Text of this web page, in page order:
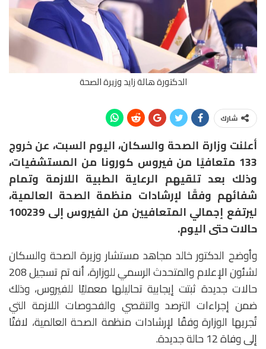
الدكتورة هالة زايد وزيرة الصحة
شارك
أعلنت وزارة الصحة والسكان، اليوم السبت، عن خروج
133 متعافيًا من فيروس كورونا من المستشفيات،
وذلك بعد تلقيهم الرعاية الطبية اللازمة وتمام
شفائهم وفقًا لإرشادات منظمة الصحة العالمية،
ليرتفع إجمالي المتعافيين من الفيروس إلى 100239
حالات حتى اليوم.
وأوضح الدكتور خالد مجاهد مستشار وزيرة الصحة والسكان
لشئون الإعلام والمتحدث الرسمي للوزارة، أنه تم تسجيل 208
حالات جديدة ثبتت إيجابية تحاليلها معمليًا للفيروس، وذلك
ضمن إجراءات الترصد والتقصي والفحوصات اللازمة التي
تُجريها الوزارة وفقًا لإرشادات منظمة الصحة العالمية، لافتًا
إلى وفاة 12 حالة جديدة.